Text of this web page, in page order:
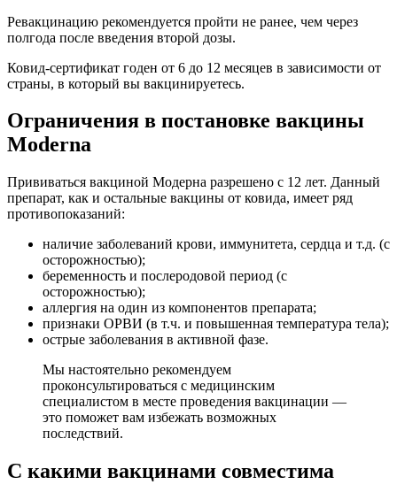
Ревакцинацию рекомендуется пройти не ранее, чем через
полгода после введения второй дозы.
Ковид-сертификат годен от 6 до 12 месяцев в зависимости от
страны, в который вы вакцинируетесь.
Ограничения в постановке вакцины
Moderna
Прививаться вакциной Модерна разрешено с 12 лет. Данный
препарат, как и остальные вакцины от ковида, имеет ряд
противопоказаний:
наличие заболеваний крови, иммунитета, сердца и т.д. (с
осторожностью);
беременность и послеродовой период (с
осторожностью);
аллергия на один из компонентов препарата;
признаки ОРВИ (в т.ч. и повышенная температура тела);
острые заболевания в активной фазе.
Мы настоятельно рекомендуем
проконсультироваться с медицинским
специалистом в месте проведения вакцинации —
это поможет вам избежать возможных
последствий.
С какими вакцинами совместима